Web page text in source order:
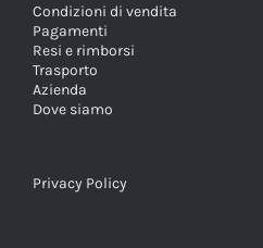
Condizioni di vendita
Pagamenti
Resi e rimborsi
Trasporto
Azienda
Dove siamo
Privacy Policy